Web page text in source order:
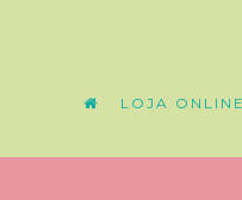
LOJA ONLINE